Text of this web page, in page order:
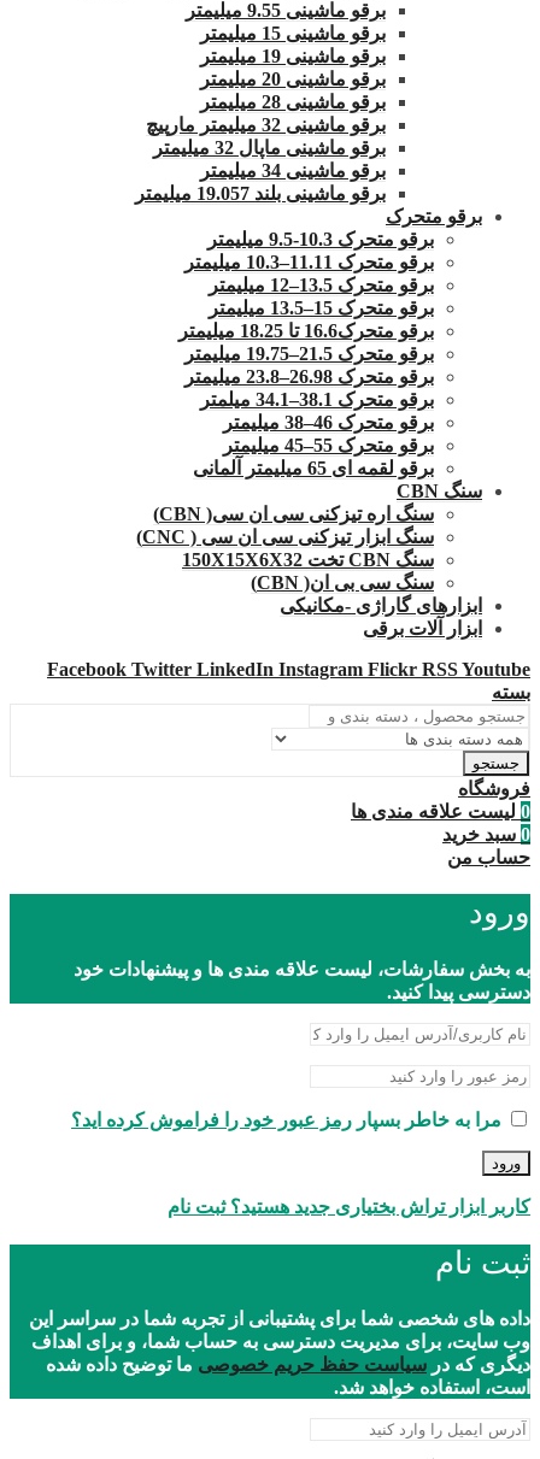
برقو ماشینی 9.55 میلیمتر
برقو ماشینی 15 میلیمتر
برقو ماشینی 19 میلیمتر
برقو ماشینی 20 میلیمتر
برقو ماشینی 28 میلیمتر
برقو ماشینی 32 میلیمتر مارپیچ
برقو ماشینی ماپال 32 میلیمتر
برقو ماشینی 34 میلیمتر
برقو ماشینی بلند 19.057 میلیمتر
برقو متحرک
برقو متحرک 10.3-9.5 میلیمتر
برقو متحرک 11.11–10.3 میلیمتر
برقو متحرک 13.5–12 میلیمتر
برقو متحرک 15–13.5 میلیمتر
برقو متحرک16.6 تا 18.25 میلیمتر
برقو متحرک 21.5–19.75 میلیمتر
برقو متحرک 26.98–23.8 میلیمتر
برقو متحرک 38.1–34.1 میلمتر
برقو متحرک 46–38 میلیمتر
برقو متحرک 55–45 میلیمتر
برقو لقمه ای 65 میلیمتر آلمانی
سنگ CBN
سنگ اره تیزکنی سی ان سی( CBN)
سنگ ابزار تیزکنی سی ان سی ( CNC)
سنگ CBN تخت 150X15X6X32
سنگ سی بی ان( CBN)
ابزارهای گاراژی -مکانیکی
ابزار آلات برقی
Facebook Twitter LinkedIn Instagram Flickr RSSYoutube
بسته
جستجو
فروشگاه
0 لیست علاقه مندی ها
0 سبد خرید
حساب من
ورود
به بخش سفارشات، لیست علاقه مندی ها و پیشنهادات خود
دسترسی پیدا کنید.
مرا به خاطر بسپار رمز عبور خود را فراموش کرده اید؟
ورود
کاربر ابزار تراش بختیاری جدید هستید؟ ثبت نام
ثبت نام
داده های شخصی شما برای پشتیبانی از تجربه شما در سراسر این
وب سایت، برای مدیریت دسترسی به حساب شما، و برای اهداف
دیگری که در سیاست حفظ حریم خصوصی ما توضیح داده شده
است، استفاده خواهد شد.